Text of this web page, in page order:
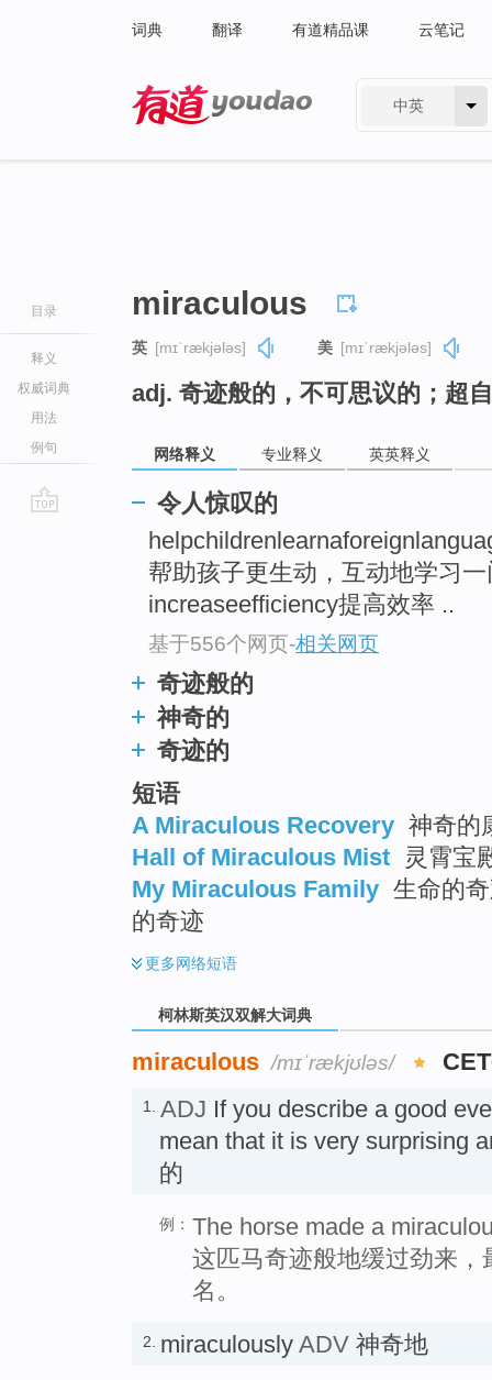
词典 翻译 有道精品课 云笔记
中英
目录
释义
权威词典
用法
例句
miraculous
英 [mɪˈrækjələs] 美 [mɪˈrækjələs]
adj. 奇迹般的，不可思议的；超
网络释义 专业释义 英英释义
令人惊叹的
帮助孩子更生动，互动地学习
increaseefficiency提高效率 ..
基于556个网页-相关网页
奇迹般的
神奇的
奇迹的
短语
A Miraculous Recovery 神奇的
Hall of Miraculous Mist 灵霄宝
My Miraculous Family 生命的
的奇迹
更多网络短语
柯林斯英汉双解大词典
miraculous /mɪˈrækjʊləs/
1. ADJ If you describe a good
mean that it is very surprising
的
例： The horse made a
这匹马奇迹般地缓过劲来
名。
2. miraculously ADV 神奇地